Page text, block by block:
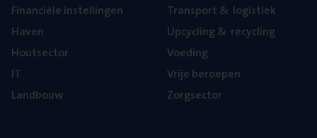
Finan­ci­ë­le instellingen
Haven
Hout­sec­tor
IT
Land­bouw
Trans­port& logistiek
Upcy­cling& recycling
Voe­ding
Vrije beroe­pen
Zorg­sec­tor